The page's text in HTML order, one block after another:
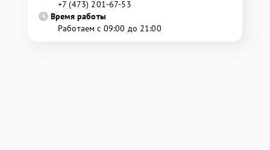
+7 (473) 201-67-53
Время работы
Работаем с 09:00 до 21:00